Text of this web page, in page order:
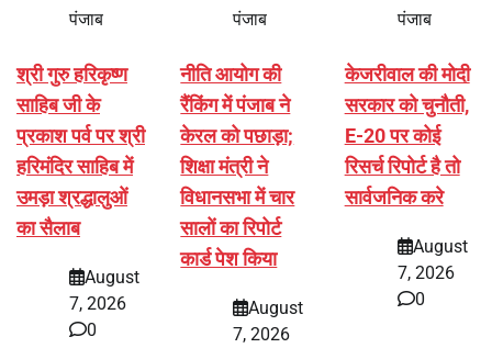
पंजाब
श्री गुरु हरिकृष्ण
साहिब जी के
प्रकाश पर्व पर श्री
हरिमंदिर साहिब में
उमड़ा श्रद्धालुओं
का सैलाब
August
7, 2026
0
पंजाब
नीति आयोग की
रैंकिंग में पंजाब ने
केरल को पछाड़ा;
शिक्षा मंत्री ने
विधानसभा में चार
सालों का रिपोर्ट
कार्ड पेश किया
August
7, 2026
पंजाब
केजरीवाल की मोदी
सरकार को चुनौती,
E-20 पर कोई
रिसर्च रिपोर्ट है तो
सार्वजनिक करे
August
7, 2026
0